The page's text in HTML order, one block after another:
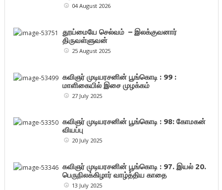
04 August 2026
தூய்மையே செல்வம் – இலக்குவனார்
திருவள்ளுவன்
25 August 2025
கவிஞர் முடியரசனின் பூங்கொடி : 99 :
மாளிகையில் இசை முழக்கம்
27 July 2025
கவிஞர் முடியரசனின் பூங்கொடி : 98: கோமகன்
வியப்பு
20 July 2025
கவிஞர் முடியரசனின் பூங்கொடி : 97. இயல் 20.
பெருநிலக்கிழார் வாழ்த்திய காதை
13 July 2025